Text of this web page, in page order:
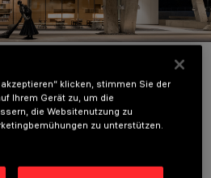
bei OVI über Beleuchtung
nach. Wenn Architektur
Ton, und wenn man
klicken, stimmen Sie der
Ihrem Gerät zu, um die
die Websitenutzung zu
zu unterstützen.